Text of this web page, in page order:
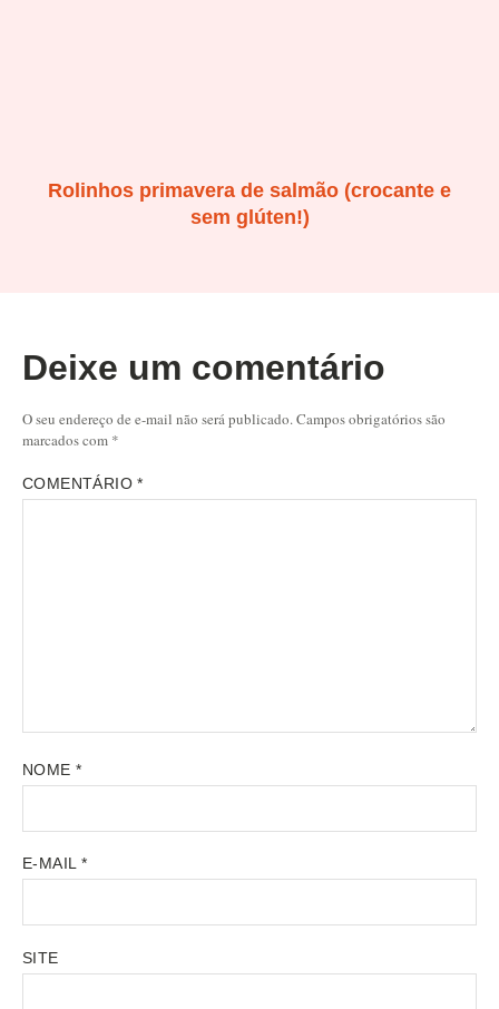
Rolinhos primavera de salmão (crocante e
sem glúten!)
Deixe um comentário
O seu endereço de e-mail não será publicado.Campos obrigatórios são
marcados com *
COMENTÁRIO*
NOME *
E-MAIL *
SITE